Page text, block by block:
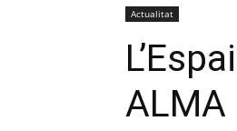
Actualitat
ALMA